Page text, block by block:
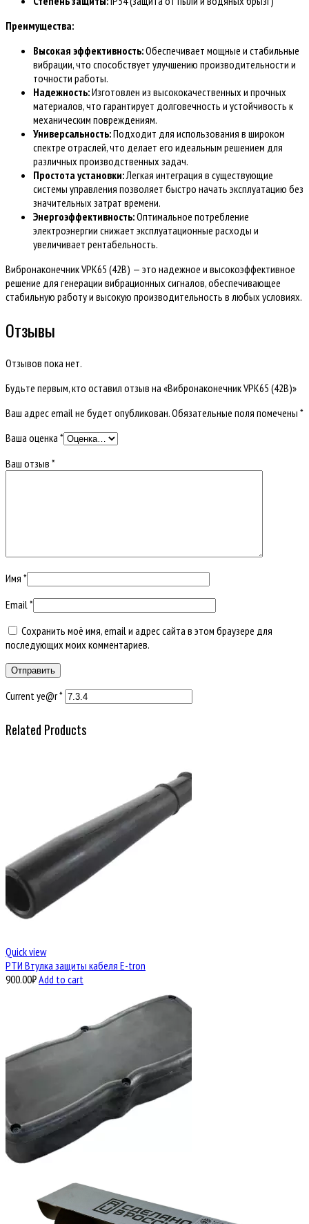
Преимущества:
Высокая эффективность:Обеспечивает мощные и стабильные
вибрации, что способствует улучшению производительности и
точности работы.
Надежность:Изготовлен из высококачественных и прочных
материалов, что гарантирует долговечность и устойчивость к
механическим повреждениям.
Универсальность:Подходит для использования в широком
спектре отраслей, что делает его идеальным решением для
различных производственных задач.
Простота установки:Легкая интеграция в существующие
системы управления позволяет быстро начать эксплуатацию без
значительных затрат времени.
Энергоэффективность:Оптимальное потребление
электроэнергии снижает эксплуатационные расходы и
увеличивает рентабельность.
Вибронаконечник VPK65 (42В) — это надежное и высокоэффективное
решение для генерации вибрационных сигналов, обеспечивающее
стабильную работу и высокую производительность в любых условиях.
Отзывы
Отзывов пока нет.
Будьте первым, кто оставил отзыв на «Вибронаконечник VPK65 (42В)»
Ваш адрес email не будет опубликован.Обязательные поля помечены *
Ваша оценка *
Ваш отзыв *
Имя *
Email*
Сохранить моё имя, email и адрес сайта в этом браузере для
последующих моих комментариев.
Current ye@r*
Related Products
Quick view
РТИ Втулка защиты кабеля E-tron
900.00₽Add to cart